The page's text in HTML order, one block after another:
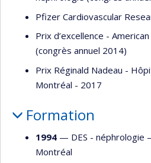
Pfizer Cardiovascular
Prix d’excellence -
(congrès annuel 2014)
Prix Réginald Nadeau -
Montréal - 2017
Formation
1994 — DES -
Montréal